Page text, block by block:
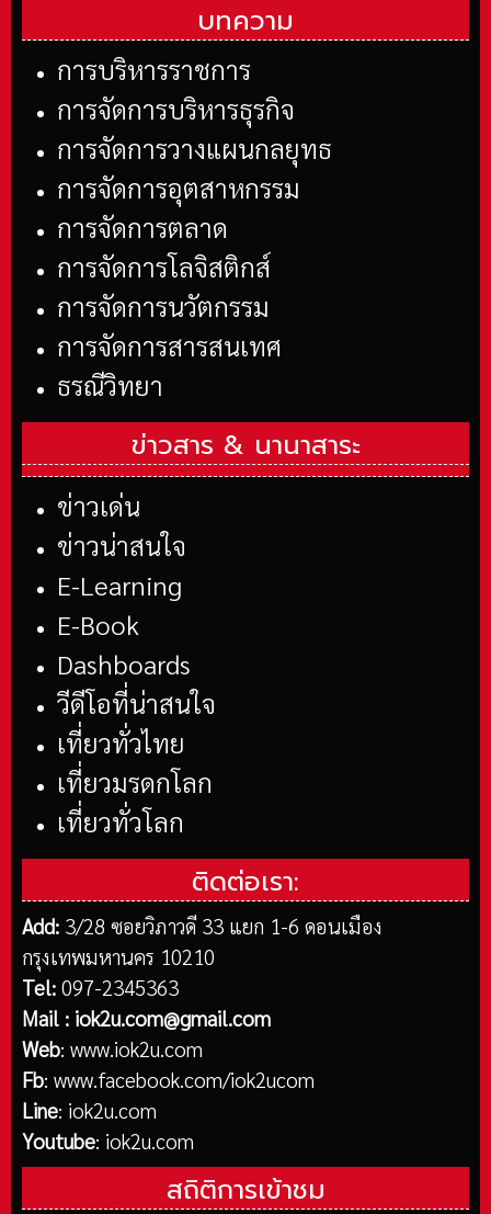
บทความ
การบริหารราชการ
การจัดการบริหารธุรกิจ
การจัดการวางแผนกลยุทธ
การจัดการอุตสาหกรรม
การจัดการตลาด
การจัดการโลจิสติกส์
การจัดการนวัตกรรม
การจัดการสารสนเทศ
ธรณีวิทยา
ข่าวสาร & นานาสาระ
ข่าวเด่น
ข่าวน่าสนใจ
E-Learning
E-Book
Dashboards
วีดีโอที่น่าสนใจ
เที่ยวทั่วไทย
เที่ยวมรดกโลก
เที่ยวทั่วโลก
ติดต่อเรา:
Add: 3/28 ซอยวิภาวดี 33 แยก 1-6 ดอนเมือง
กรุงเทพมหานคร 10210
Tel: 097-2345363
Mail : iok2u.com@gmail.com
Web: www.iok2u.com
Fb: www.facebook.com/iok2ucom
Line: iok2u.com
Youtube: iok2u.com
สถิติการเข้าชม